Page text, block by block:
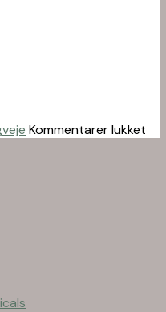
Kommentarer lukket